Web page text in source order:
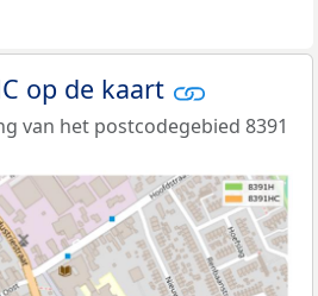
op de kaart
van het postcodegebied 8391